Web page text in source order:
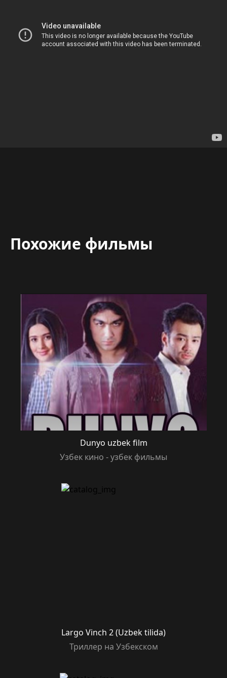
Похожие фильмы
Dunyo uzbek film
Узбек кино - узбек фильмы
Largo Vinch 2 (Uzbek tilida)
Триллер на Узбекском